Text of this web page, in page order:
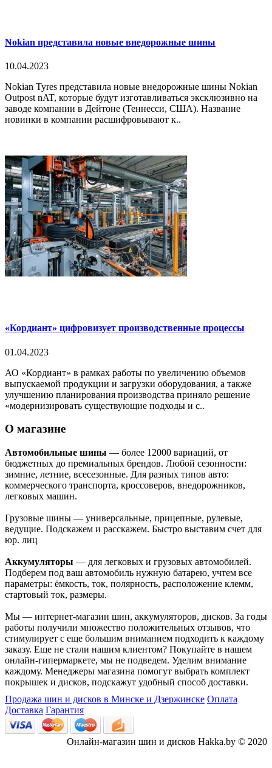
Nokian представила новые внедорожные шины
10.04.2023
Nokian Tyres представила новые внедорожные шины Nokian
Outpost nAT, которые будут изготавливаться эксклюзивно на
заводе компании в Дейтоне (Теннесси, США). Название
новинки в компании расшифровывают к..
«Кордиант» цифровизует производственные процессы
01.04.2023
АО «Кордиант» в рамках работы по увеличению объемов
выпускаемой продукции и загрузки оборудования, а также
улучшению планирования производства приняло решение
«модернизировать существующие подходы и с..
О магазине
Автомобильные шины — более 12000 вариаций, от
бюджетных до премиальных брендов. Любой сезонности:
зимние, летние, всесезонные. Для разных типов авто:
коммерческого транспорта, кроссоверов, внедорожников,
легковых машин.
Грузовые шины — универсальные, прицепные, рулевые,
ведущие. Подскажем и расскажем. Быстро выставим счет для
юр. лиц
Аккумуляторы — для легковых и грузовых автомобилей.
Подберем под ваш автомобиль нужную батарею, учтем все
параметры: ёмкость, ток, полярность, расположение клемм,
стартовый ток, размеры.
Мы — интернет-магазин шин, аккумуляторов, дисков. За годы
работы получили множество положительных отзывов, что
стимулирует с еще большим вниманием подходить к каждому
заказу. Еще не стали нашим клиентом? Покупайте в нашем
онлайн-гипермаркете, мы не подведем. Уделим внимание
каждому. Менеджеры магазина помогут выбрать комплект
покрышек и дисков, подскажут удобный способ доставки.
Продажа шин и дисков в Минске и Дзержинске Оплата
Доставка Гарантия
Онлайн-магазин шин и дисков Hakka.by © 2020